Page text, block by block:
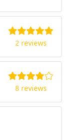
2 reviews
8 reviews